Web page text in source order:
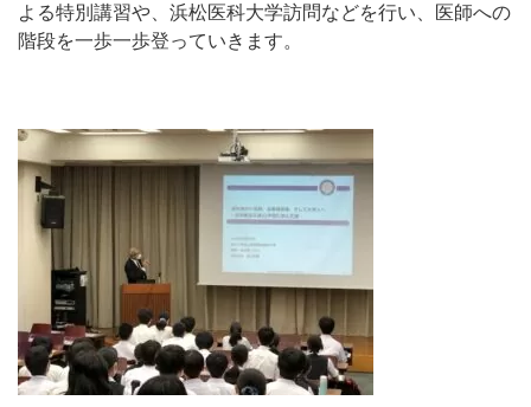
よる特別講習や、浜松医科大学訪問などを行い、医師への
階段を一歩一歩登っていきます。